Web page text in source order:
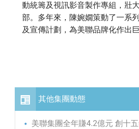
動統籌及視訊影音製作專組，壯
部。多年來，陳婉嫺策動了一系
及宣傳計劃，為美聯品牌化作出巨
其他集團動態
美聯集團全年賺4.2億元 創十